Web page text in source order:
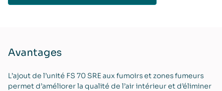
Avantages
L’ajout de l’unité FS 70 SRE aux fumoirs et zones fumeurs
permet d’améliorer la qualité de l’air intérieur et d’éliminer